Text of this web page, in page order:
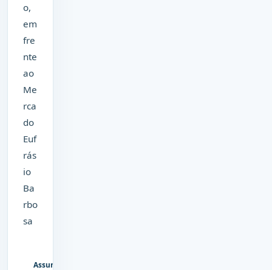
o,
em
fre
nte
ao
Me
rca
do
Euf
rás
io
Ba
rbo
sa
Assuntos